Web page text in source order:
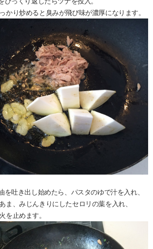
かり炒めると臭みが飛び味が濃厚になります。
を吐き出し始めたら、パスタのゆで汁を入れ、
ま、みじんきりにしたセロリの葉を入れ、
を止めます。